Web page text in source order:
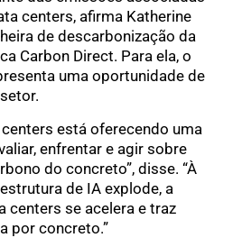
centers, afirma Katherine
de descarbonização da
Carbon Direct. Para ela, o
uma oportunidade de
está oferecendo uma
enfrentar e agir sobre
do concreto”, disse. “À
de IA explode, a
centers se acelera e traz
por concreto.”